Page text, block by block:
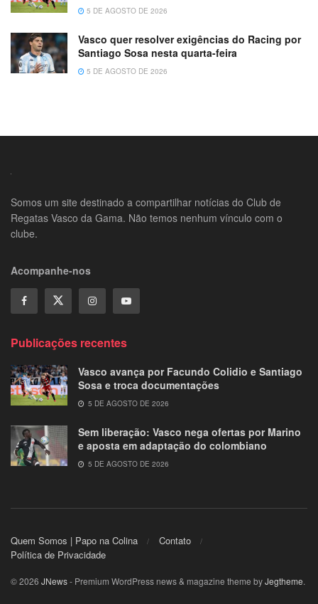
5 DE AGOSTO DE 2026
Vasco quer resolver exigências do Racing por
Santiago Sosa nesta quarta-feira
5 DE AGOSTO DE 2026
Somos um site destinado a compartilhar notícias do Club de
Regatas Vasco da Gama. Não temos nenhum vínculo com o
clube.
Acompanhe-nos
Publicações recentes
Vasco avança por Facundo Colidio e Santiago
Sosa e troca documentações
5 DE AGOSTO DE 2026
Sem liberação: Vasco nega ofertas por Marino
e aposta em adaptação do colombiano
5 DE AGOSTO DE 2026
Quem Somos | Papo na Colina
Contato
Política de Privacidade
© 2026 JNews- Premium WordPress news & magazine theme byJegtheme.